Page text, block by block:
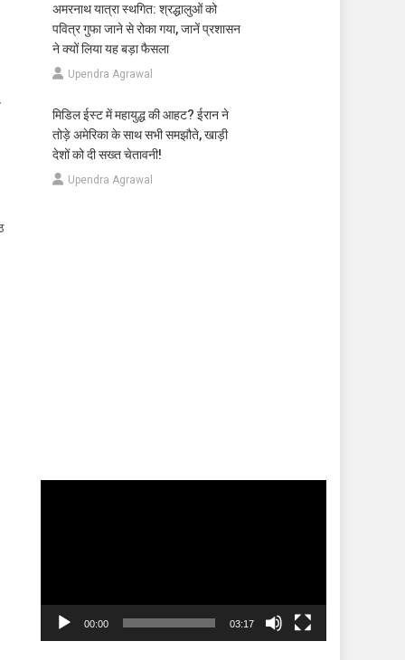
अमरनाथ यात्रा स्थगित: श्रद्धालुओं को
पवित्र गुफा जाने से रोका गया, जानें प्रशासन
ने क्यों लिया यह बड़ा फैसला
Upendra Agrawal
मिडिल ईस्ट में महायुद्ध की आहट? ईरान ने
तोड़े अमेरिका के साथ सभी समझौते, खाड़ी
देशों को दी सख्त चेतावनी!
Upendra Agrawal
00:00 03:17